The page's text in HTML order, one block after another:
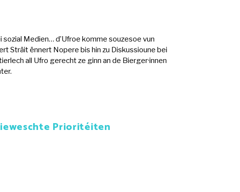
Medien… d’Ufroe komme souzesoe vun
Sträit ënnert Nopere bis hin zu Diskussioune bei
all Ufro gerecht ze ginn an de Bierger·innen
Prioritéiten